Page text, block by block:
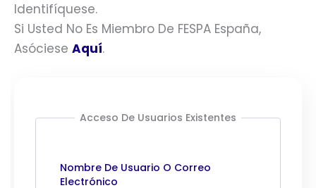
Identifíquese.
Si Usted No Es Miembro De FESPA España,
Asóciese Aquí.
Acceso De Usuarios Existentes
Nombre De Usuario O Correo
Electrónico